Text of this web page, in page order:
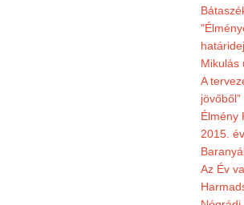
Mikulás
A
Élmény
2015.
Az Év